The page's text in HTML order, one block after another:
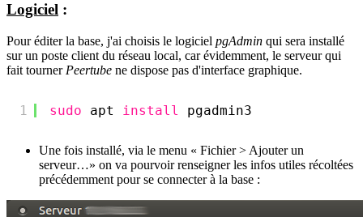
Logiciel :
Pour éditer la base, j'ai choisis le logiciel pgAdmin qui sera installé
sur un poste client du réseau local, car évidemment, le serveur qui
fait tourner Peertube ne dispose pas d'interface graphique.
1 sudo apt install pgadmin3
Une fois installé, via le menu « Fichier > Ajouter un
serveur…» on va pourvoir renseigner les infos utiles récoltées
précédemment pour se connecter à la base :